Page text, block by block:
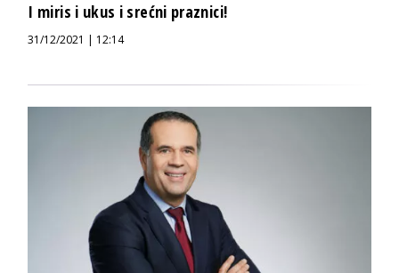
I miris i ukus i srećni praznici!
31/12/2021 | 12:14